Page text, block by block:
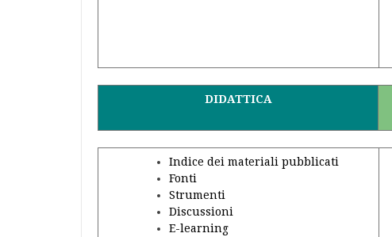
DIDATTICA
Indice dei materiali pubblicati
Fonti
Strumenti
Discussioni
E-learning